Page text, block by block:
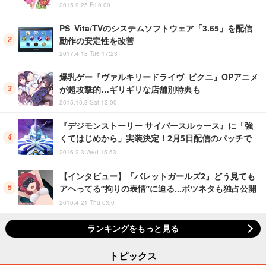
2015.9.25 Fri 0:00
PS Vita/TVのシステムソフトウェア「3.65」を配信─
動作の安定性を改善
2017.4.18 Tue 17:23
爆乳ゲー『ヴァルキリードライヴ ビクニ』OPアニメ
が超攻撃的…ギリギリな店舗別特典も
2015.10.3 Sat 12:00
『デジモンストーリー サイバースルゥース』に「強
くてはじめから」実装決定！2月5日配信のパッチで
2016.2.3 Wed 15:53
【インタビュー】『バレットガールズ2』どう見ても
アヘってる“拘りの表情”に迫る…ボツネタも独占公開
2016.4.21 Thu 0:00
ランキングをもっと見る
トピックス